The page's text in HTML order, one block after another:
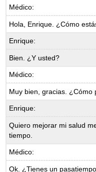
Médico:
Hola, Enrique. ¿Cómo
Enrique:
Bien. ¿Y usted?
Médico:
Muy bien, gracias. ¿Cómo
Enrique:
Quiero mejorar mi salud
tiempo.
Médico:
Ok. ¿Tienes un